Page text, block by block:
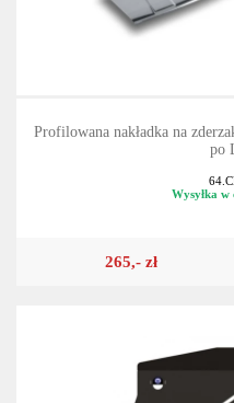
Profilowana nakładka na
po
Wysyłka
265,- zł